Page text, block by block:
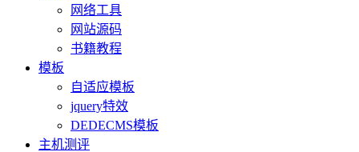
网络工具
网站源码
书籍教程
模板
自适应模板
jquery特效
DEDECMS模板
主机测评